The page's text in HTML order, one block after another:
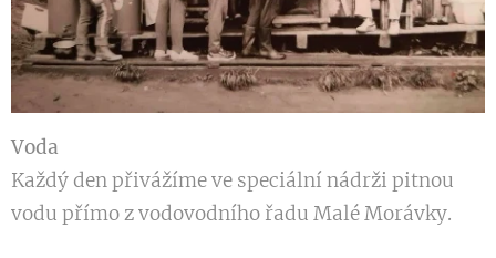
Voda
Každý den přivážíme ve speciální nádrži pitnou
vodu přímo z vodovodního řadu Malé Morávky.